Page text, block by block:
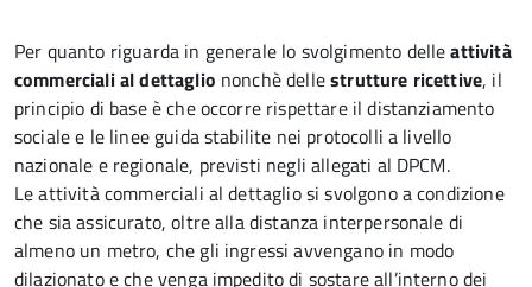
Per quanto riguarda in generale lo svolgimento delleattività
commerciali al dettaglio nonchè dellestrutture ricettive, il
principio di base è che occorre rispettare il distanziamento
sociale e le linee guida stabilite nei protocolli a livello
nazionale e regionale, previsti negli allegati al DPCM.
Le attività commerciali al dettaglio si svolgono a condizione
che sia assicurato, oltre alla distanza interpersonale di
almeno un metro, che gli ingressi avvengano in modo
dilazionato e che venga impedito di sostare all’interno dei